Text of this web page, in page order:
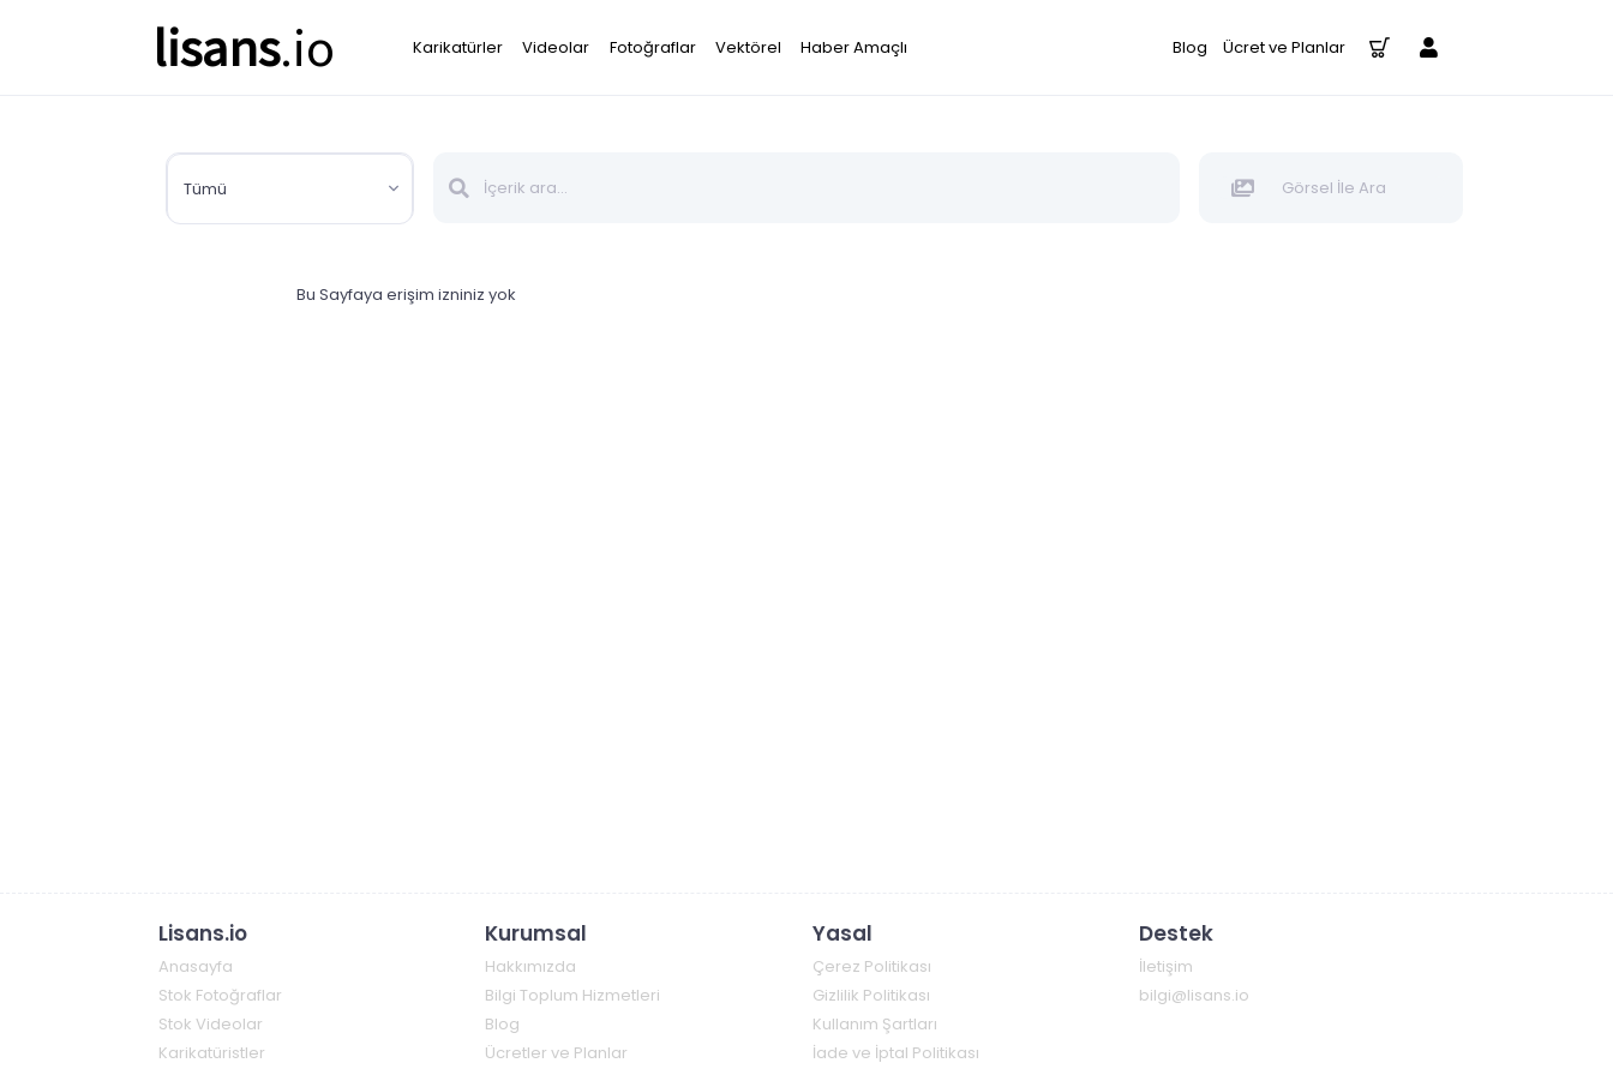
lisans.io Karikatürler Videolar Fotoğraflar Vektörel Haber Amaçlı Blog Ücret ve Planlar
Tümü Görsel İle Ara
Bu Sayfaya erişim izniniz yok
Lisans.io
Anasayfa
Stok Fotoğraflar
Stok Videolar
Karikatüristler
Kurumsal
Hakkımızda
Bilgi Toplum Hizmetleri
Blog
Ücretler ve Planlar
Yasal
Çerez Politikası
Gizlilik Politikası
Kullanım Şartları
İade ve İptal Politikası
Destek
İletişim
bilgi@lisans.io